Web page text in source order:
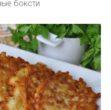
боксти